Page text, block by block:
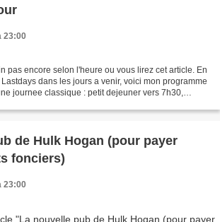
23:00
pas encore selon l'heure ou vous lirez cet article. En
dans les jours a venir, voici mon programme
journee classique : petit dejeuner vers 7h30,
de Hulk Hogan (pour payer
fonciers)
23:00